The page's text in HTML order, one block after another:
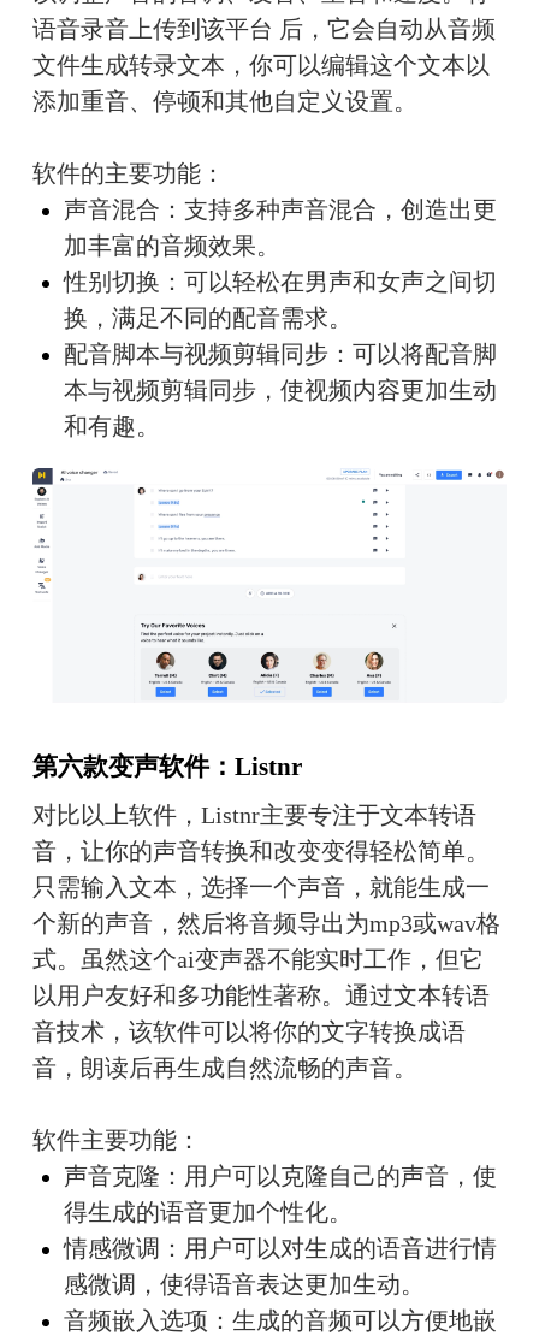
语音录音上传到该平台 后，它会自动从音频
文件生成转录文本，你可以编辑这个文本以
添加重音、停顿和其他自定义设置。
软件的主要功能：
声音混合：支持多种声音混合，创造出更
加丰富的音频效果。
性别切换：可以轻松在男声和女声之间切
换，满足不同的配音需求。
配音脚本与视频剪辑同步：可以将配音脚
本与视频剪辑同步，使视频内容更加生动
和有趣。
第六款变声软件：Listnr
对比以上软件，Listnr主要专注于文本转语
音，让你的声音转换和改变变得轻松简单。
只需输入文本，选择一个声音，就能生成一
个新的声音，然后将音频导出为mp3或wav格
式。虽然这个ai变声器不能实时工作，但它
以用户友好和多功能性著称。通过文本转语
音技术，该软件可以将你的文字转换成语
音，朗读后再生成自然流畅的声音。
软件主要功能：
声音克隆：用户可以克隆自己的声音，使
得生成的语音更加个性化。
情感微调：用户可以对生成的语音进行情
感微调，使得语音表达更加生动。
音频嵌入选项：生成的音频可以方便地嵌